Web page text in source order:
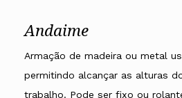
Andaime
Armação de madeira ou metal
permitindo alcançar as alturas
trabalho. Pode ser fixo ou